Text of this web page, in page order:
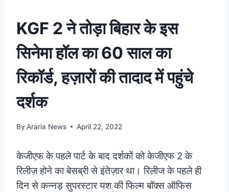
KGF 2 ने तोड़ा बिहार के इस
सिनेमा हॉल का 60 साल का
रिकॉर्ड, हज़ारों की तादाद में पहुंचे
दर्शक
By Araria News April 22, 2022
केजीएफ के पहले पार्ट के बाद दर्शकों को केजीएफ 2 के
रिलीज़ होने का बेसब्री से इंतेज़ार था। रिलीज के पहले ही
दिन से कन्नड़ सुपरस्टार यश की फिल्म बॉक्स ऑफिस